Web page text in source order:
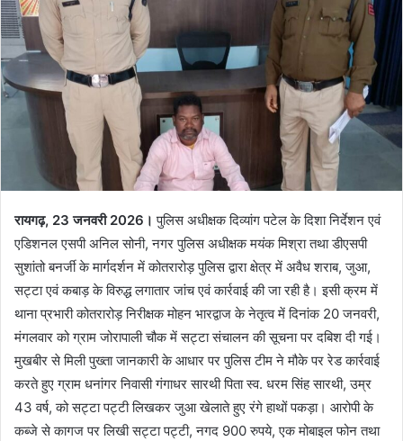
रायगढ़, 23 जनवरी 2026। पुलिस अधीक्षक दिव्यांग पटेल के दिशा निर्देशन एवं
एडिशनल एसपी अनिल सोनी, नगर पुलिस अधीक्षक मयंक मिश्रा तथा डीएसपी
सुशांतो बनर्जी के मार्गदर्शन में कोतरारोड़ पुलिस द्वारा क्षेत्र में अवैध शराब, जुआ,
सट्टा एवं कबाड़ के विरुद्ध लगातार जांच एवं कार्रवाई की जा रही है। इसी क्रम में
थाना प्रभारी कोतरारोड़ निरीक्षक मोहन भारद्वाज के नेतृत्व में दिनांक 20 जनवरी,
मंगलवार को ग्राम जोरापाली चौक में सट्टा संचालन की सूचना पर दबिश दी गई।
मुखबीर से मिली पुख्ता जानकारी के आधार पर पुलिस टीम ने मौके पर रेड कार्रवाई
करते हुए ग्राम धनांगर निवासी गंगाधर सारथी पिता स्व. धरम सिंह सारथी, उम्र
43 वर्ष, को सट्टा पट्टी लिखकर जुआ खेलाते हुए रंगे हाथों पकड़ा। आरोपी के
कब्जे से कागज पर लिखी सट्टा पट्टी, नगद 900 रुपये, एक मोबाइल फोन तथा